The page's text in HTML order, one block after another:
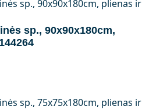
sp., 90x90x180cm,